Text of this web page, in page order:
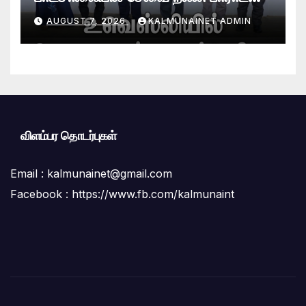
விழா சிறப்பாக நடைபெற்றது
AUGUST 7, 2026 KALMUNAINET ADMIN
விளம்பர தொடர்புகள்
Email : kalmunainet@gmail.com
Facebook : https://www.fb.com/kalmunaint